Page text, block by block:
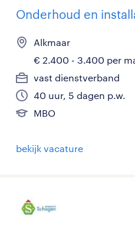
Onderhoud en
Alkmaar
€ 2.400 - 3.400 per
vast dienstverband
40 uur, 5 dagen p.w.
MBO
bekijk vacature